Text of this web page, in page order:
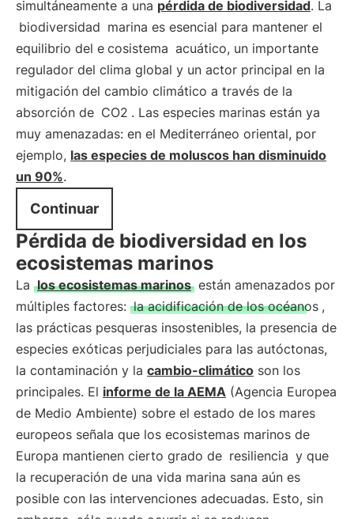
simultáneamente a una pérdida de biodiversidad. La
biodiversidad marina es esencial para mantener el
equilibrio del e cosistema acuático, un importante
regulador del clima global y un actor principal en la
mitigación del cambio climático a través de la
absorción de CO2 . Las especies marinas están ya
muy amenazadas: en el Mediterráneo oriental, por
ejemplo, las especies de moluscos han disminuido
un 90%.
Continuar
Pérdida de biodiversidad en los
ecosistemas marinos
La los ecosistemas marinos están amenazados por
múltiples factores: la acidificación de los océanos ,
las prácticas pesqueras insostenibles, la presencia de
especies exóticas perjudiciales para las autóctonas,
la contaminación y la cambio-climático son los
principales. El informe de la AEMA (Agencia Europea
de Medio Ambiente) sobre el estado de los mares
europeos señala que los ecosistemas marinos de
Europa mantienen cierto grado de resiliencia y que
la recuperación de una vida marina sana aún es
posible con las intervenciones adecuadas. Esto, sin